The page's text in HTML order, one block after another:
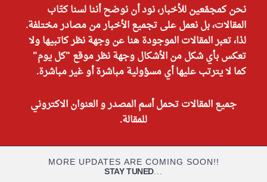
نحن كمجمّعين للأخبار، نود أن نوضح أننا لسنا كتّاب
المقالات، بل نعمل على تجميع الأخبار من مصادر مختلفة.
لذا، تعبر المقالات الموجودة هنا عن وجهة نظر كاتبيها ولا
تعكس بأي شكل من الأشكال وجهة نظر موقع "كل يوم"
كما لا يترتب عليها أي مسؤولية مباشرة أو غير مباشرة.
جميع المقالات تحمل أسم المصدر و العنوان الاكتروني
للمقالة.
MORE UPDATES ARE COMING SOON!!
STAY TUNED...